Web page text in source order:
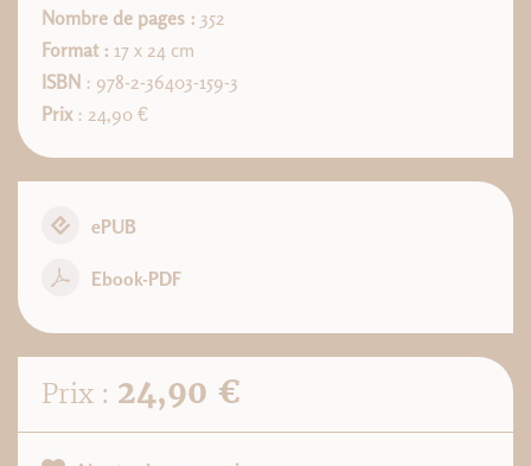
Nombre de pages : 352
Format : 17 x 24 cm
ISBN : 978-2-36403-159-3
Prix: 24,90 €
ePUB
Ebook-PDF
Prix : 24,90 €